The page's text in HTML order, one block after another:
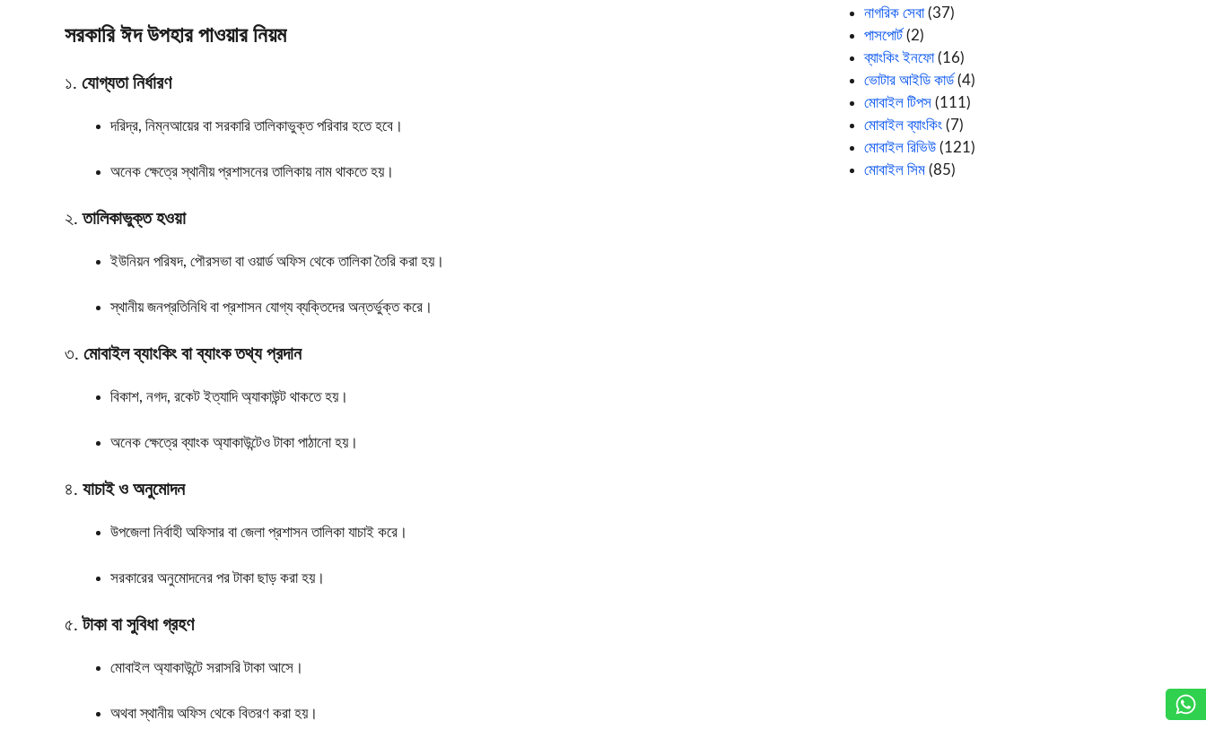
সরকারি ঈদ উপহার পাওয়ার নিয়ম
১. যোগ্যতা নির্ধারণ
দরিদ্র, নিম্নআয়ের বা সরকারি তালিকাভুক্ত পরিবার হতে হবে।
অনেক ক্ষেত্রে স্থানীয় প্রশাসনের তালিকায় নাম থাকতে হয়।
২.তালিকাভুক্ত হওয়া
ইউনিয়ন পরিষদ, পৌরসভা বা ওয়ার্ড অফিস থেকে তালিকা তৈরি করা হয়।
স্থানীয় জনপ্রতিনিধি বা প্রশাসন যোগ্য ব্যক্তিদের অন্তর্ভুক্ত করে।
৩. মোবাইল ব্যাংকিং বা ব্যাংক তথ্য প্রদান
বিকাশ, নগদ, রকেট ইত্যাদি অ্যাকাউন্ট থাকতে হয়।
অনেক ক্ষেত্রে ব্যাংক অ্যাকাউন্টেও টাকা পাঠানো হয়।
৪. যাচাই ও অনুমোদন
উপজেলা নির্বাহী অফিসার বা জেলা প্রশাসন তালিকা যাচাই করে।
সরকারের অনুমোদনের পর টাকা ছাড় করা হয়।
৫. টাকা বা সুবিধা গ্রহণ
মোবাইল অ্যাকাউন্টে সরাসরি টাকা আসে।
অথবা স্থানীয় অফিস থেকে বিতরণ করা হয়।
নাগরিক সেবা(37)
পাসপোর্ট (2)
ব্যাংকিং ইনফো(16)
ভোটার আইডি কার্ড (4)
মোবাইল টিপস (111)
মোবাইল ব্যাংকিং (7)
মোবাইল রিভিউ (121)
মোবাইল সিম (85)